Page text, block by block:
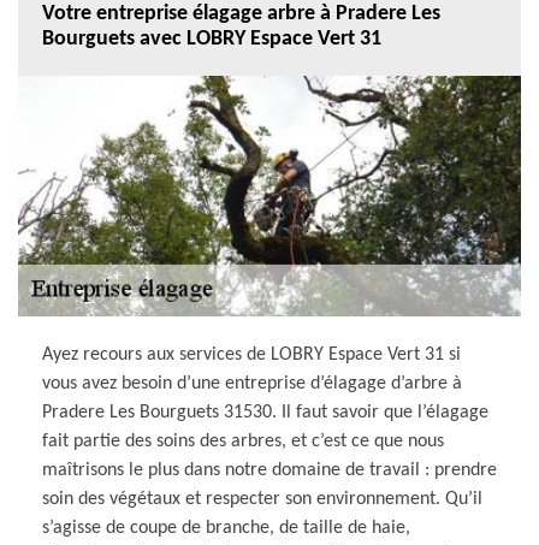
Votre entreprise élagage arbre à Pradere Les
Bourguets avec LOBRY Espace Vert 31
Ayez recours aux services de LOBRY Espace Vert 31 si
vous avez besoin d’une entreprise d’élagage d’arbre à
Pradere Les Bourguets 31530. Il faut savoir que l’élagage
fait partie des soins des arbres, et c’est ce que nous
maîtrisons le plus dans notre domaine de travail : prendre
soin des végétaux et respecter son environnement. Qu’il
s’agisse de coupe de branche, de taille de haie,